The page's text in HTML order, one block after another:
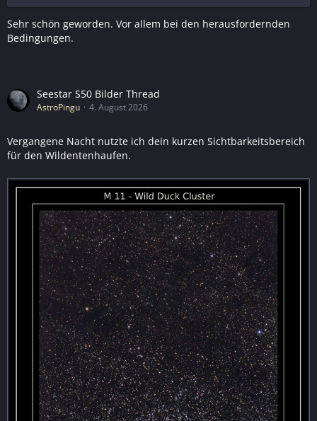
Sehr schön geworden. Vor allem bei den herausfordernden
Bedingungen.
Seestar S50 Bilder Thread
AstroPingu 4. August 2026
Vergangene Nacht nutzte ich dein kurzen Sichtbarkeitsbereich
für den Wildentenhaufen.